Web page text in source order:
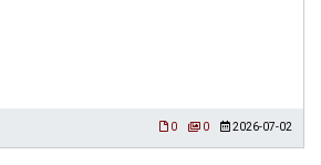
0 0 2026-07-02